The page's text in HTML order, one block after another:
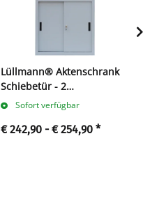
Lüllmann® Aktenschrank
Schiebetür - 2
Ordnerhöhen - B 80 cm
Sofort verfügbar
€ 242,90 -€ 254,90 *